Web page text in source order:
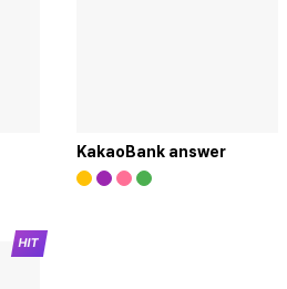
KakaoBank answer